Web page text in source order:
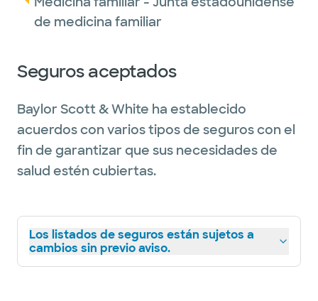
She also loves traveling, exploring new
de medicina familiar
Seguros aceptados
Baylor Scott & White ha establecido
acuerdos con varios tipos de seguros con el
fin de garantizar que sus necesidades de
salud estén cubiertas.
Los listados de seguros están sujetos a
cambios sin previo aviso.